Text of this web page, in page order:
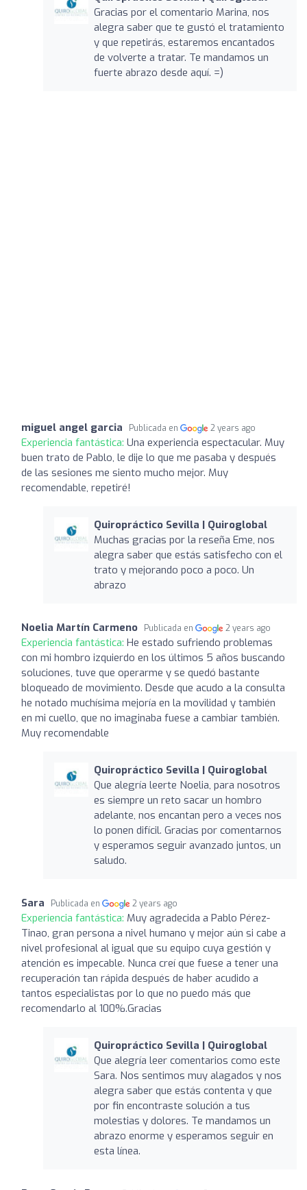
Gracias por el comentario Marina, nos
alegra saber que te gustó el tratamiento
y que repetirás, estaremos encantados
de volverte a tratar. Te mandamos un
fuerte abrazo desde aquí. =)
miguel angel garcia Publicada en 2 years ago
Experiencia fantástica: Una experiencia espectacular. Muy
buen trato de Pablo, le dije lo que me pasaba y después
de las sesiones me siento mucho mejor. Muy
recomendable, repetiré!
Quiropráctico Sevilla | Quiroglobal
Muchas gracias por la reseña Eme, nos
alegra saber que estás satisfecho con el
trato y mejorando poco a poco. Un
abrazo
Noelia Martín Carmeno Publicada en 2 years ago
Experiencia fantástica: He estado sufriendo problemas
con mi hombro izquierdo en los últimos 5 años buscando
soluciones, tuve que operarme y se quedó bastante
bloqueado de movimiento. Desde que acudo a la consulta
he notado muchísima mejoría en la movilidad y también
en mi cuello, que no imaginaba fuese a cambiar también.
Muy recomendable
Quiropráctico Sevilla | Quiroglobal
Que alegría leerte Noelia, para nosotros
es siempre un reto sacar un hombro
adelante, nos encantan pero a veces nos
lo ponen difícil. Gracias por comentarnos
y esperamos seguir avanzado juntos, un
saludo.
Sara Publicada en 2 years ago
Experiencia fantástica: Muy agradecida a Pablo Pérez-
Tinao, gran persona a nivel humano y mejor aún si cabe a
nivel profesional al igual que su equipo cuya gestión y
atención es impecable. Nunca creí que fuese a tener una
recuperación tan rápida después de haber acudido a
tantos especialistas por lo que no puedo más que
recomendarlo al 100%.Gracias
Quiropráctico Sevilla | Quiroglobal
Que alegría leer comentarios como este
Sara. Nos sentimos muy alagados y nos
alegra saber que estás contenta y que
por fin encontraste solución a tus
molestias y dolores. Te mandamos un
abrazo enorme y esperamos seguir en
esta línea.